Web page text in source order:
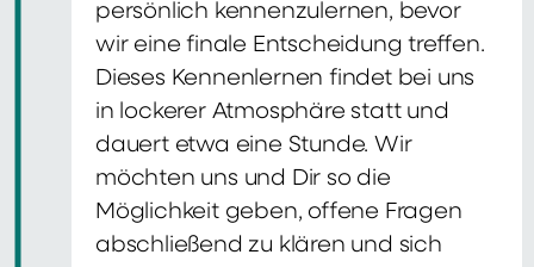
persönlich kennenzulernen, bevor
wir eine finale Entscheidung treffen.
Dieses Kennenlernen findet bei uns
in lockerer Atmosphäre statt und
dauert etwa eine Stunde. Wir
möchten uns und Dir so die
Möglichkeit geben, offene Fragen
abschließend zu klären und sich